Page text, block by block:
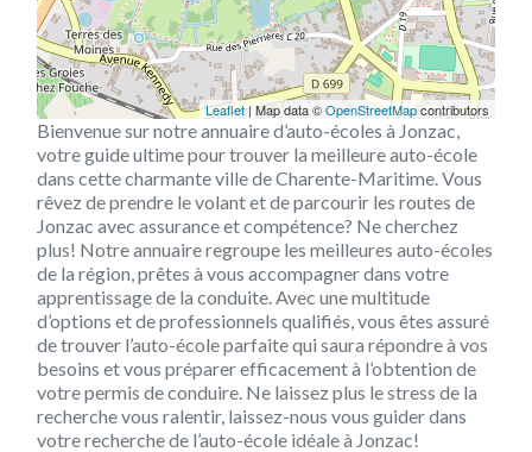
Leaflet| Map data ©OpenStreetMapcontributors
Bienvenue sur notre annuaire d’auto-écoles à Jonzac,
votre guide ultime pour trouver la meilleure auto-école
dans cette charmante ville de Charente-Maritime. Vous
rêvez de prendre le volant et de parcourir les routes de
Jonzac avec assurance et compétence? Ne cherchez
plus! Notre annuaire regroupe les meilleures auto-écoles
de la région, prêtes à vous accompagner dans votre
apprentissage de la conduite. Avec une multitude
d’options et de professionnels qualifiés, vous êtes assuré
de trouver l’auto-école parfaite qui saura répondre à vos
besoins et vous préparer efficacement à l’obtention de
votre permis de conduire. Ne laissez plus le stress de la
recherche vous ralentir, laissez-nous vous guider dans
votre recherche de l’auto-école idéale à Jonzac!